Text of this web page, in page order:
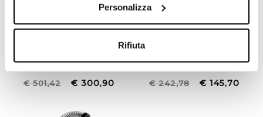
Personalizza
Rifiuta
Miscelatore lavello da
estraibile con selettore di
€ 501,42 € 300,90
Miscelatore lavello da
€ 242,78 € 145,70